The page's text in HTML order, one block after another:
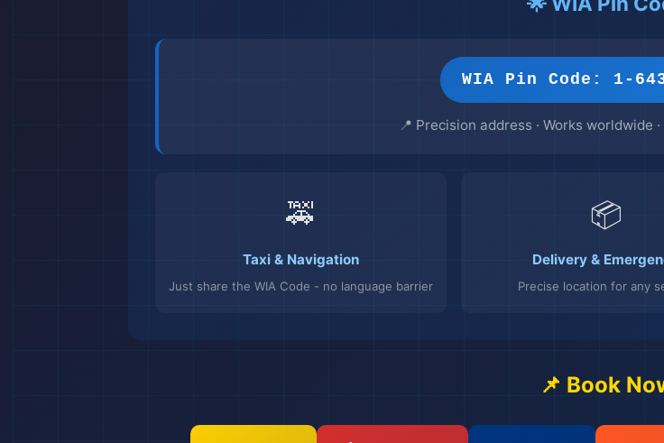
WIA Pin Code: 1-
📍 Precision address · Works worldwide
🚕
Taxi & Navigation
Just share the WIA Code - no language barrier
📦
Delivery &
Precise location for any
📌 Book